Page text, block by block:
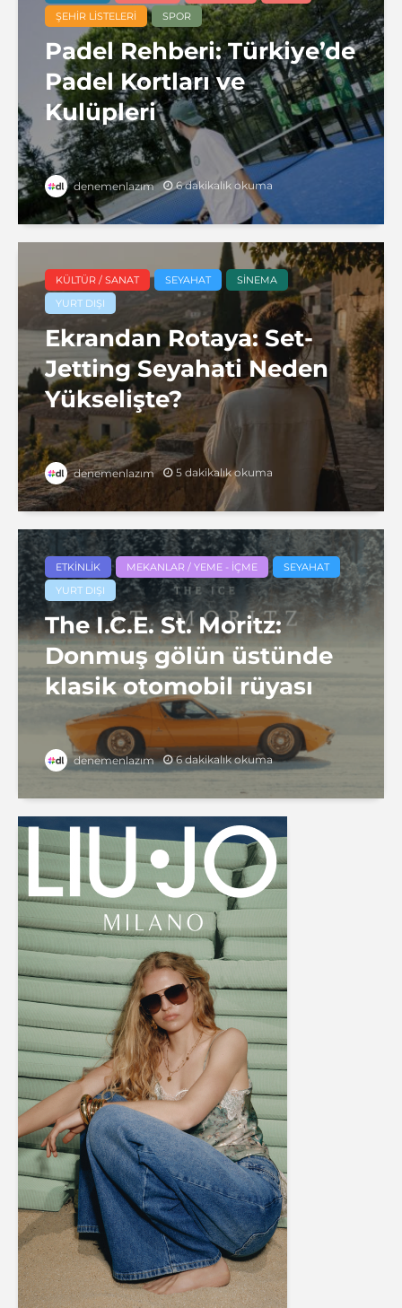
ŞEHIR LISTELERI
SPOR
Padel Rehberi: Türkiye’de
Padel Kortları ve
Kulüpleri
denemenlazım 6 dakikalık okuma
KÜLTÜR / SANAT SEYAHAT
SINEMA
YURT DIŞI
Ekrandan Rotaya: Set-
Jetting Seyahati Neden
Yükselişte?
denemenlazım 5 dakikalık okuma
ETKINLIK MEKANLAR / YEME - İÇME
SEYAHAT
YURT DIŞI
The I.C.E. St. Moritz:
Donmuş gölün üstünde
klasik otomobil rüyası
denemenlazım 6 dakikalık okuma